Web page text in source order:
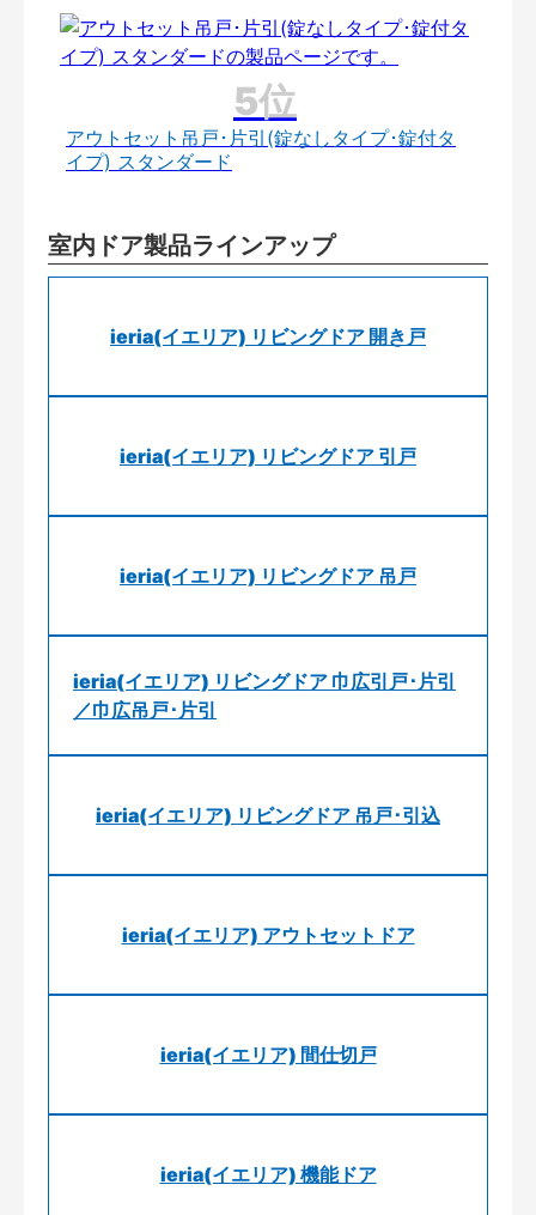
アウトセット吊戸･片引(錠なしタイプ･錠付タ
イプ) スタンダード
室内ドア製品ラインアップ
ieria(イエリア) リビングドア 開き戸
ieria(イエリア) リビングドア 引戸
ieria(イエリア) リビングドア 吊戸
ieria(イエリア) リビングドア 巾広引戸･片引
／巾広吊戸･片引
ieria(イエリア) リビングドア 吊戸･引込
ieria(イエリア) アウトセットドア
ieria(イエリア) 間仕切戸
ieria(イエリア) 機能ドア